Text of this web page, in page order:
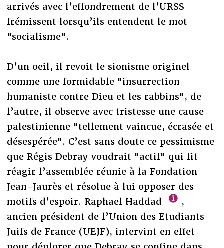
arrivés avec l’effondrement de l’URSS
frémissent lorsqu’ils entendent le mot
"socialisme".
D’un oeil, il revoit le sionisme originel
comme une formidable "insurrection
humaniste contre Dieu et les rabbins", de
l’autre, il observe avec tristesse une cause
palestinienne "tellement vaincue, écrasée et
désespérée". C’est sans doute ce pessimisme
que Régis Debray voudrait "actif" qui fit
réagir l’assemblée réunie à la Fondation
Jean-Jaurès et résolue à lui opposer des
motifs d’espoir. Raphael Haddad
,
ancien président de l’Union des Etudiants
Juifs de France (UEJF), intervint en effet